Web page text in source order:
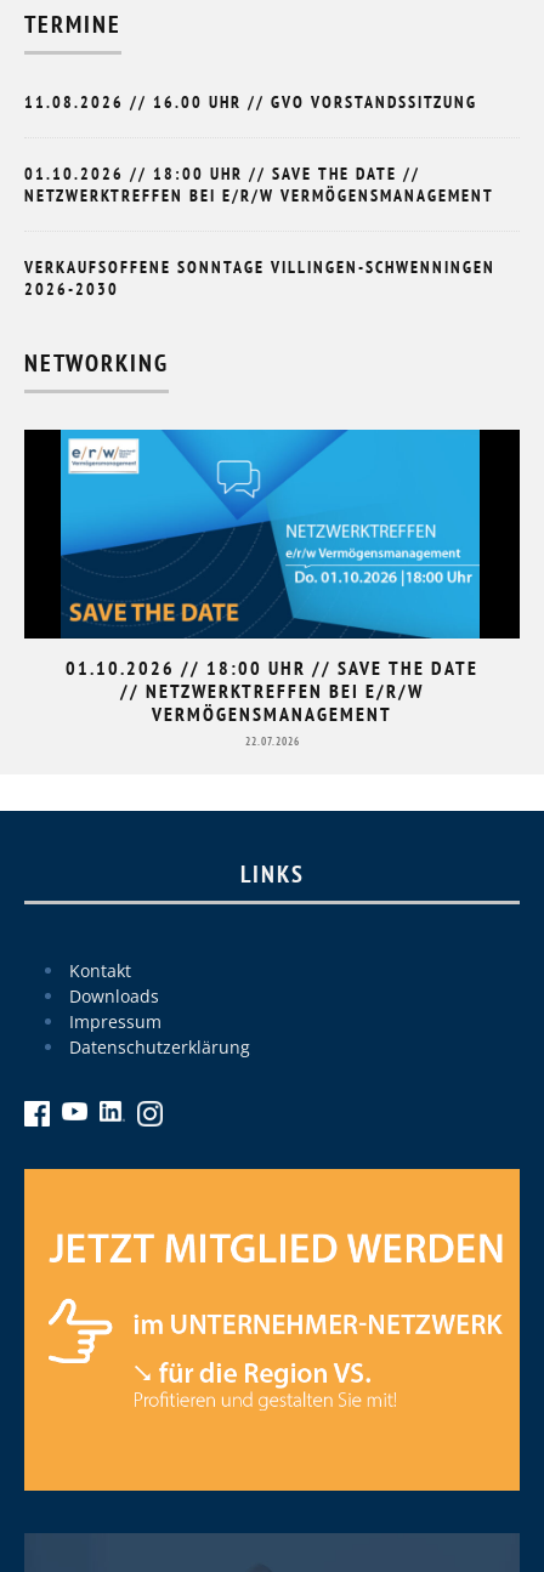
TERMINE
11.08.2026 // 16.00 UHR // GVO VORSTANDSSITZUNG
01.10.2026 // 18:00 UHR // SAVE THE DATE //
NETZWERKTREFFEN BEI E/R/W VERMÖGENSMANAGEMENT
VERKAUFSOFFENE SONNTAGE VILLINGEN-SCHWENNINGEN
2026-2030
NETWORKING
01.10.2026 // 18:00 UHR // SAVE THE DATE
// NETZWERKTREFFEN BEI E/R/W
VERMÖGENSMANAGEMENT
22.07.2026
LINKS
Kontakt
Downloads
Impressum
Datenschutzerklärung